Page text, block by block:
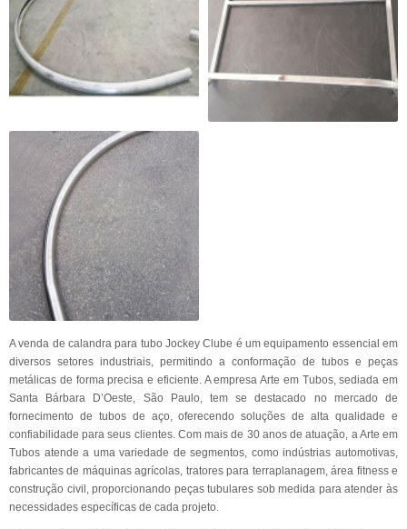
A venda de calandra para tubo Jockey Clube é um equipamento essencial em
diversos setores industriais, permitindo a conformação de tubos e peças
metálicas de forma precisa e eficiente. A empresa Arte em Tubos, sediada em
Santa Bárbara D’Oeste, São Paulo, tem se destacado no mercado de
fornecimento de tubos de aço, oferecendo soluções de alta qualidade e
confiabilidade para seus clientes. Com mais de 30 anos de atuação, a Arte em
Tubos atende a uma variedade de segmentos, como indústrias automotivas,
fabricantes de máquinas agrícolas, tratores para terraplanagem, área fitness e
construção civil, proporcionando peças tubulares sob medida para atender às
necessidades específicas de cada projeto.